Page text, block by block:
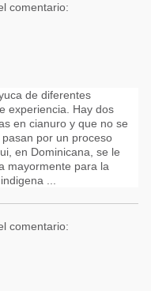
comentario:
de diferentes
experiencia. Hay dos
en cianuro y que no se
por un proceso
en Dominicana, se le
mayormente para la
...
comentario: